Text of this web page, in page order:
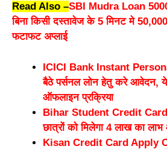
Read Also –SBI Mudra Loan
बिना किसी दस्तावेज के 5 मिनट मे
फटाफट अप्लाई
ICICI Bank Instant
बैठे पर्सनल लोन हेतु करे आवेदन,
ऑफलाइन प्रक्रिया
Bihar Student Credit
छात्रों को मिलेगा 4 लाख का
Kisan Credit Card Apply